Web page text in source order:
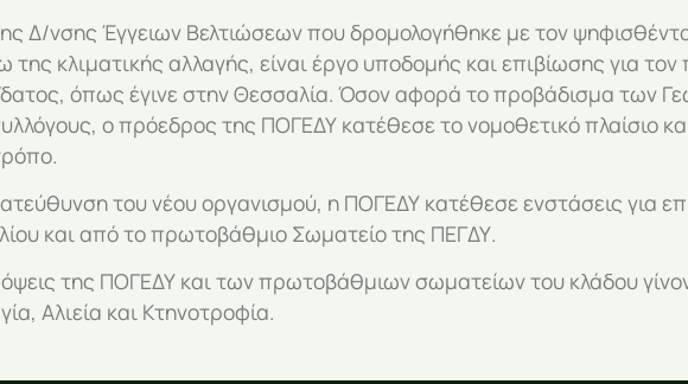
Δ/νσης Έγγειων Βελτιώσεων που δρομολογήθηκε με τον
της κλιματικής αλλαγής, είναι έργο υποδομής και επιβίωσης για
όπως έγινε στην Θεσσαλία. Όσον αφορά το προβάδισμα των
ο πρόεδρος της ΠΟΓΕΔΥ κατέθεσε το νομοθετικό πλαίσιο
του νέου οργανισμού, η ΠΟΓΕΔΥ κατέθεσε ενστάσεις για
και από το πρωτοβάθμιο Σωματείο της ΠΕΓΔΥ.
της ΠΟΓΕΔΥ και των πρωτοβάθμιων σωματείων του κλάδου
Αλιεία και Κτηνοτροφία.